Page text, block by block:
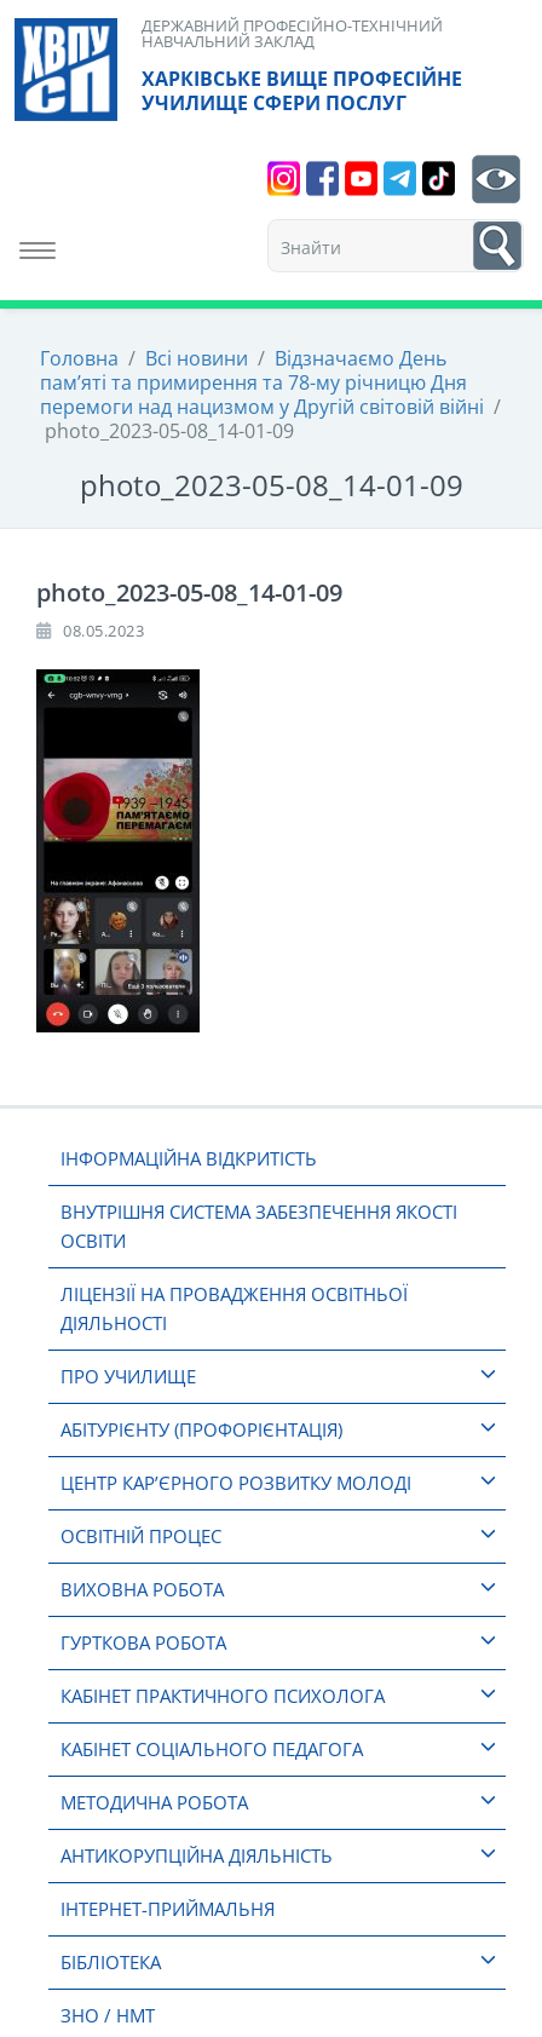
Skip
content
ХАРКІВСЬКЕ ВИЩЕ ПРОФЕСІЙНЕ
УЧИЛИЩЕ СФЕРИ ПОСЛУГ
ДЕРЖАВНИЙ ПРОФЕСІЙНО-ТЕХНІЧНИЙ
НАВЧАЛЬНИЙ ЗАКЛАД
Toggle navigation
1
Головна / Всі новини / Відзначаємо День
пам’яті та примирення та 78-му річницю Дня
перемоги над нацизмом у Другій світовій війні /
photo_2023-05-08_14-01-09
photo_2023-05-08_14-01-09
ІНФОРМАЦІЙНА ВІДКРИТІСТЬ
ВНУТРІШНЯ СИСТЕМА ЗАБЕЗПЕЧЕННЯ ЯКОСТІ
ОСВІТИ
ЛІЦЕНЗІЇ НА ПРОВАДЖЕННЯ ОСВІТНЬОЇ
ДІЯЛЬНОСТІ
ПРО УЧИЛИЩЕ
АБІТУРІЄНТУ (ПРОФОРІЄНТАЦІЯ)
ЦЕНТР КАР’ЄРНОГО РОЗВИТКУ МОЛОДІ
ОСВІТНІЙ ПРОЦЕС
ВИХОВНА РОБОТА
ГУРТКОВА РОБОТА
КАБІНЕТ ПРАКТИЧНОГО ПСИХОЛОГА
КАБІНЕТ СОЦІАЛЬНОГО ПЕДАГОГА
МЕТОДИЧНА РОБОТА
АНТИКОРУПЦІЙНА ДІЯЛЬНІСТЬ
ІНТЕРНЕТ-ПРИЙМАЛЬНЯ
БІБЛІОТЕКА
ЗНО / НМТ
photo_2023-05-08_14-01-09
08.05.2023